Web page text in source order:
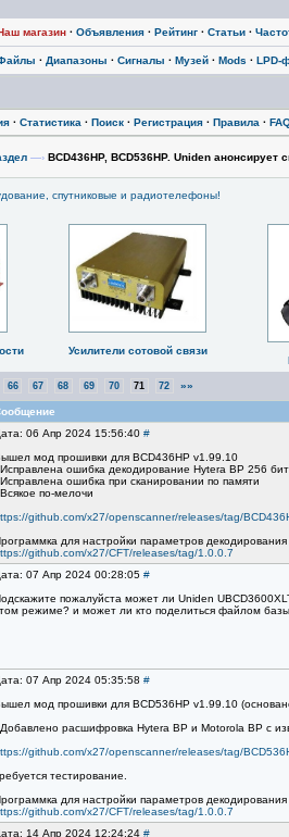
магазин · Объявления · Рейтинг · Статьи ·
· Диапазоны · Сигналы · Музей · Mods · LPD-
· Статистика · Поиск · Регистрация · Правила ·
—› BCD436HP, BCD536HP. Uniden
спутниковые и радиотелефоны!
Усилители сотовой связи
66 67 68 69 70 71 72 »»
06 Апр 2024 15:56:40 #
мод прошивки для BCD436HP v1.99.10
ошибка декодирование Hytera BP 256 бит
ошибка при сканировании по памяти
по-мелочи
github.com/x27/openscanner/releases/tag/
для настройки параметров
github.com/x27/CFT/releases/tag/1.0.0.7
07 Апр 2024 00:28:05 #
пожалуйста может ли Uniden
режиме? и может ли кто поделиться файлом
07 Апр 2024 05:35:58 #
мод прошивки для BCD536HP v1.99.10
расшифровка Hytera BP и Motorola BP с
github.com/x27/openscanner/releases/tag/
тестирование.
для настройки параметров
github.com/x27/CFT/releases/tag/1.0.0.7
14 Апр 2024 12:24:24 #